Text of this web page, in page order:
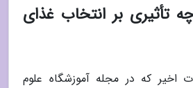
تأثیری بر انتخاب غذای
اخیر که در مجله آموزشگاه علوم